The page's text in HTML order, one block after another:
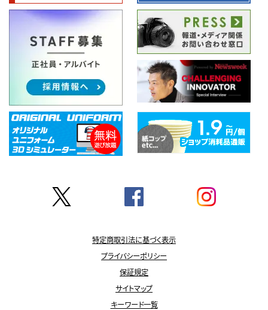
特定商取引法に基づく表示
プライバシーポリシー
保証規定
サイトマップ
キーワード一覧